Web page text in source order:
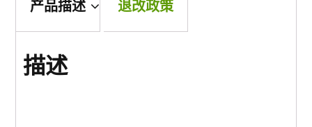
歐洲
美州/美加
产品描述 退改政策
描述